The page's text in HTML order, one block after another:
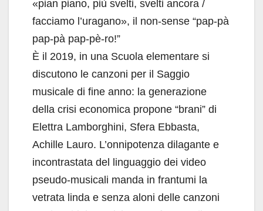
«pian piano, più svelti, svelti ancora /
facciamo l’uragano», il non-sense “pap-pà
pap-pà pap-pè-ro!”
È il 2019, in una Scuola elementare si
discutono le canzoni per il Saggio
musicale di fine anno: la generazione
della crisi economica propone “brani” di
Elettra Lamborghini, Sfera Ebbasta,
Achille Lauro. L’onnipotenza dilagante e
incontrastata del linguaggio dei video
pseudo-musicali manda in frantumi la
vetrata linda e senza aloni delle canzoni